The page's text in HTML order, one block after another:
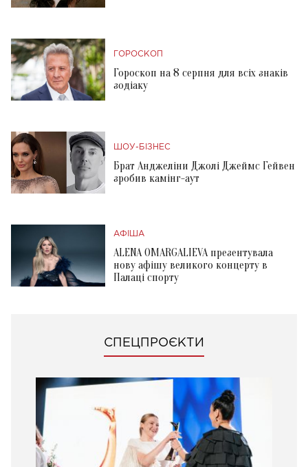
ГОРОСКОП
Гороскоп на 8 серпня для всіх знаків
зодіаку
ШОУ-БІЗНЕС
Брат Анджеліни Джолі Джеймс Гейвен
зробив камінг-аут
АФІША
ALENA OMARGALIEVA презентувала
нову афішу великого концерту в
Палаці спорту
СПЕЦПРОЄКТИ